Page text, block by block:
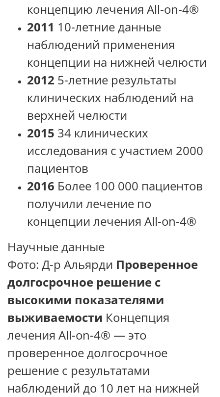
концепцию лечения All-on-4®
2011 10-летние данные
наблюдений применения
концепции на нижней челюсти
2012 5-летние результаты
клинических наблюдений на
верхней челюсти
2015 34 клинических
исследования с участием 2000
пациентов
2016 Более 100 000 пациентов
получили лечение по
концепции лечения All-on-4®
Научные данные
Фото: Д-р Альярди Проверенное
долгосрочное решение с
высокими показателями
выживаемости Концепция
лечения All-on-4® — это
проверенное долгосрочное
решение с результатами
наблюдений до 10 лет на нижней